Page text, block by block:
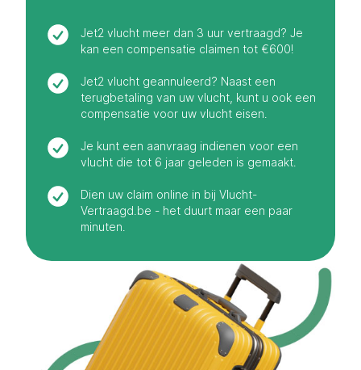
Jet2 vlucht meer dan 3 uur vertraagd? Je
kan een compensatie claimen tot €600!
Jet2 vlucht geannuleerd? Naast een
terugbetaling van uw vlucht, kunt u ook een
compensatie voor uw vlucht eisen.
Je kunt een aanvraag indienen voor een
vlucht die tot 6 jaar geleden is gemaakt.
Dien uw claim online in bij Vlucht-
Vertraagd.be - het duurt maar een paar
minuten.